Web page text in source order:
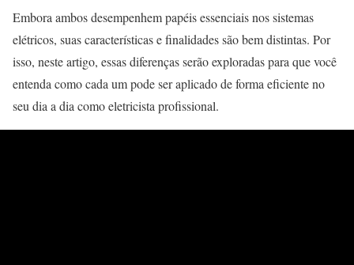
Embora ambos desempenhem papéis essenciais nos sistemas
elétricos, suas características e finalidades são bem distintas. Por
isso, neste artigo, essas diferenças serão exploradas para que você
entenda como cada um pode ser aplicado de forma eficiente no
seu dia a dia como eletricista profissional.